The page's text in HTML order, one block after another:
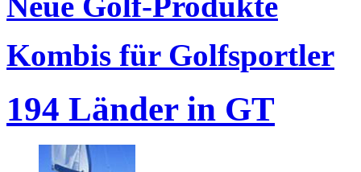
Kombis für Golfsportler
194 Länder in GT